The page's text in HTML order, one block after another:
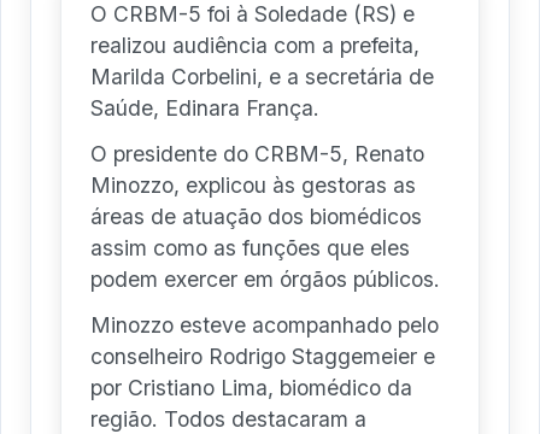
O CRBM-5 foi à Soledade (RS) e
realizou audiência com a prefeita,
Marilda Corbelini, e a secretária de
Saúde, Edinara França.
O presidente do CRBM-5, Renato
Minozzo, explicou às gestoras as
áreas de atuação dos biomédicos
assim como as funções que eles
podem exercer em órgãos públicos.
Minozzo esteve acompanhado pelo
conselheiro Rodrigo Staggemeier e
por Cristiano Lima, biomédico da
região. Todos destacaram a